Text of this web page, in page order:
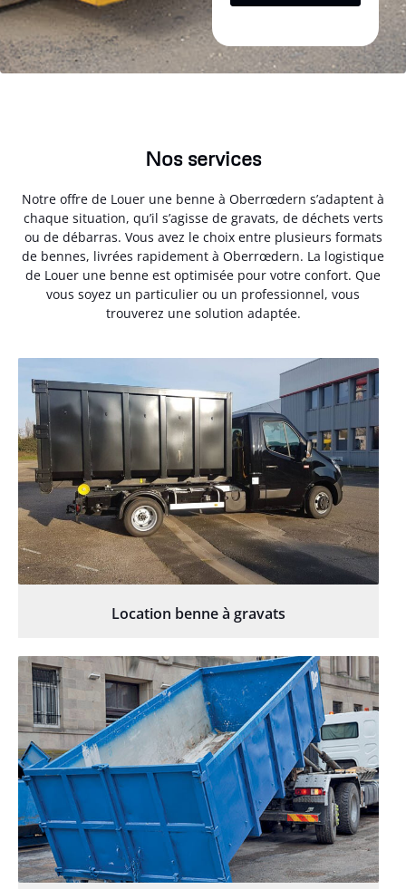
Nos services
Notre offre de Louer une benne à Oberrœdern s’adaptent à
chaque situation, qu’il s’agisse de gravats, de déchets verts
ou de débarras. Vous avez le choix entre plusieurs formats
de bennes, livrées rapidement à Oberrœdern. La logistique
de Louer une benne est optimisée pour votre confort. Que
vous soyez un particulier ou un professionnel, vous
trouverez une solution adaptée.
Location benne à gravats